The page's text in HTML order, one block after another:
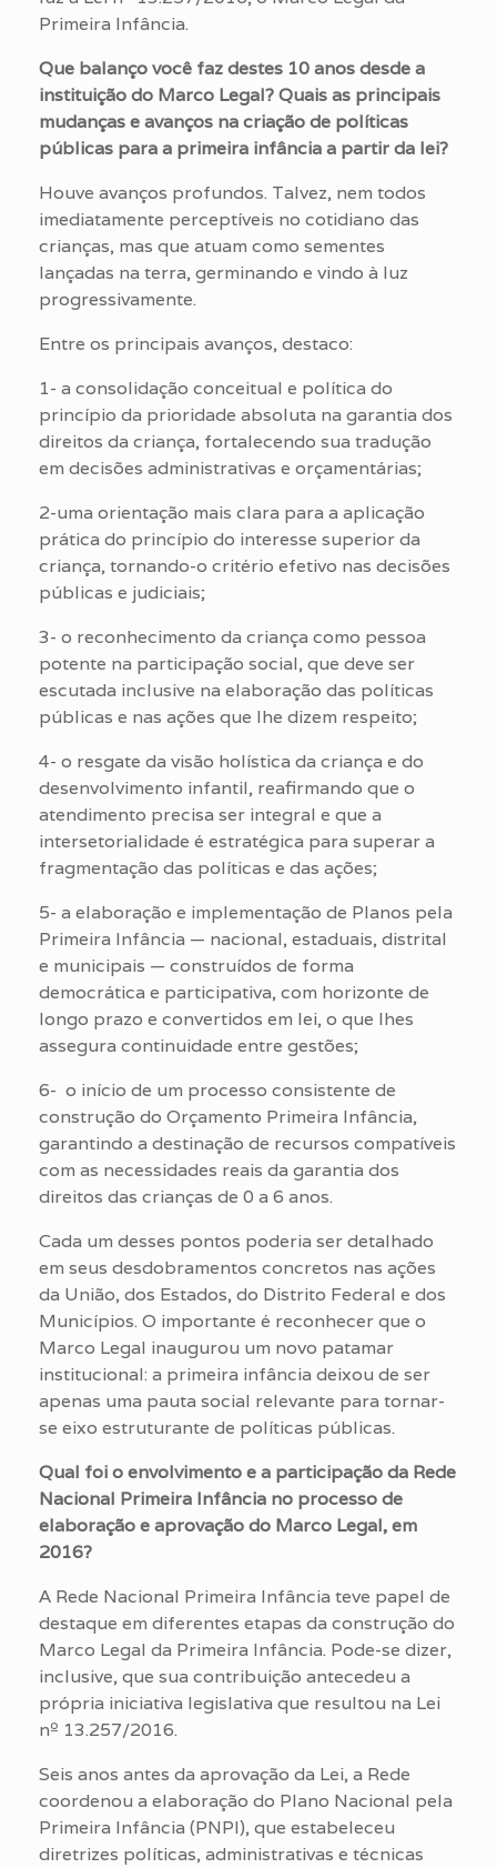
Primeira Infância.
Que balanço você faz destes 10 anos desde a
instituição do Marco Legal? Quais as principais
mudanças e avanços na criação de políticas
públicas para a primeira infância a partir da lei?
Houve avanços profundos. Talvez, nem todos
imediatamente perceptíveis no cotidiano das
crianças, mas que atuam como sementes
lançadas na terra, germinando e vindo à luz
progressivamente.
Entre os principais avanços, destaco:
1- a consolidação conceitual e política do
princípio da prioridade absoluta na garantia dos
direitos da criança, fortalecendo sua tradução
em decisões administrativas e orçamentárias;
2-uma orientação mais clara para a aplicação
prática do princípio do interesse superior da
criança, tornando-o critério efetivo nas decisões
públicas e judiciais;
3- o reconhecimento da criança como pessoa
potente na participação social, que deve ser
escutada inclusive na elaboração das políticas
públicas e nas ações que lhe dizem respeito;
4- o resgate da visão holística da criança e do
desenvolvimento infantil, reafirmando que o
atendimento precisa ser integral e que a
intersetorialidade é estratégica para superar a
fragmentação das políticas e das ações;
5- a elaboração e implementação de Planos pela
Primeira Infância — nacional, estaduais, distrital
e municipais — construídos de forma
democrática e participativa, com horizonte de
longo prazo e convertidos em lei, o que lhes
assegura continuidade entre gestões;
6- o início de um processo consistente de
construção do Orçamento Primeira Infância,
garantindo a destinação de recursos compatíveis
com as necessidades reais da garantia dos
direitos das crianças de 0 a 6 anos.
Cada um desses pontos poderia ser detalhado
em seus desdobramentos concretos nas ações
da União, dos Estados, do Distrito Federal e dos
Municípios. O importante é reconhecer que o
Marco Legal inaugurou um novo patamar
institucional: a primeira infância deixou de ser
apenas uma pauta social relevante para tornar-
se eixo estruturante de políticas públicas.
Qual foi o envolvimento e a participação da Rede
Nacional Primeira Infância no processo de
elaboração e aprovação do Marco Legal, em
2016?
A Rede Nacional Primeira Infância teve papel de
destaque em diferentes etapas da construção do
Marco Legal da Primeira Infância. Pode-se dizer,
inclusive, que sua contribuição antecedeu a
própria iniciativa legislativa que resultou na Lei
nº 13.257/2016.
Seis anos antes da aprovação da Lei, a Rede
coordenou a elaboração do Plano Nacional pela
Primeira Infância (PNPI), que estabeleceu
diretrizes políticas, administrativas e técnicas